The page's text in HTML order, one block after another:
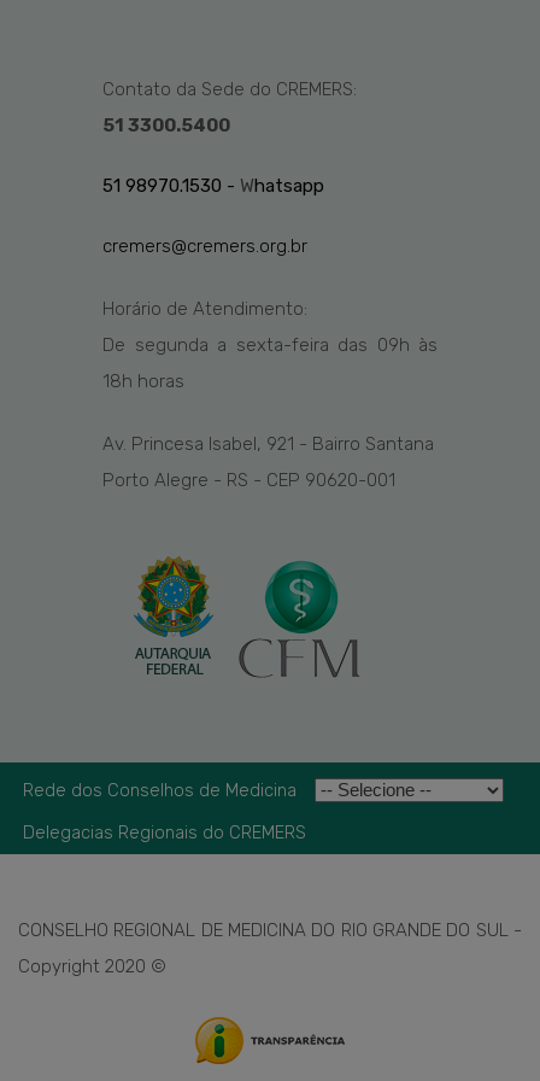
Contato da Sede do CREMERS:
51 3300.5400
51 98970.1530 - Whatsapp
cremers@cremers.org.br
Horário de Atendimento:
De segunda a sexta-feira das 09h às
18h horas
Av. Princesa Isabel, 921 - Bairro Santana
Porto Alegre - RS - CEP 90620-001
Rede dos Conselhos de Medicina
Delegacias Regionais do CREMERS
CONSELHO REGIONAL DE MEDICINA DO RIO GRANDE DO SUL -
Copyright 2020 ©